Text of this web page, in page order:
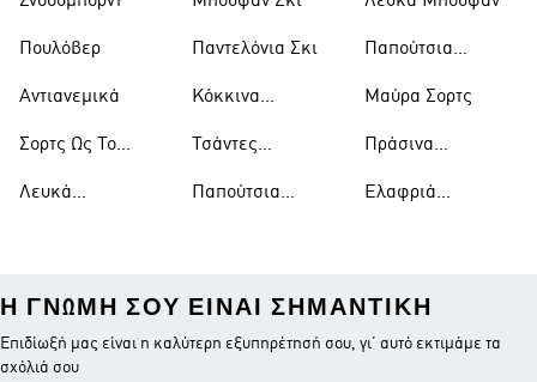
Πουλόβερ
Αντιανεμικά
Σορτς Ως Το
Λευκά
Παντελόνια Σκι
Κόκκινα
Τσάντες
Παπούτσια
Παπούτσια
Μαύρα Σορτς
Πράσινα
Ελαφριά
Η ΓΝΏΜΗ ΣΟΥ ΕΊΝΑΙ ΣΗΜΑΝΤΙΚΉ
Επιδίωξή μας είναι η καλύτερη εξυπηρέτησή σου, γι’ αυτό εκτιμάμε τα
σχόλιά σου